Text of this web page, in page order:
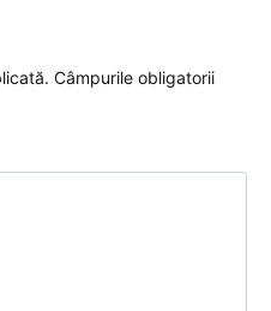
Câmpurile obligatorii